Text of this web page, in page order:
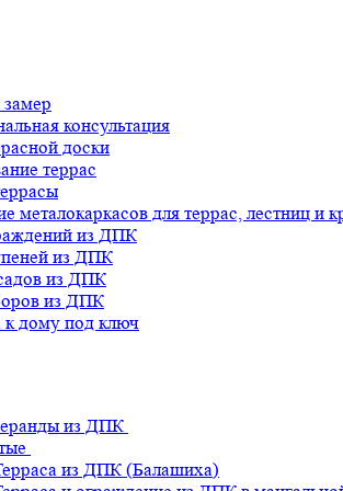
консультация
доски
террас
металокаркасов для террас, лестниц и
из ДПК
из ДПК
из ДПК
из ДПК
к дому под ключ
из ДПК
из ДПК (Балашиха)